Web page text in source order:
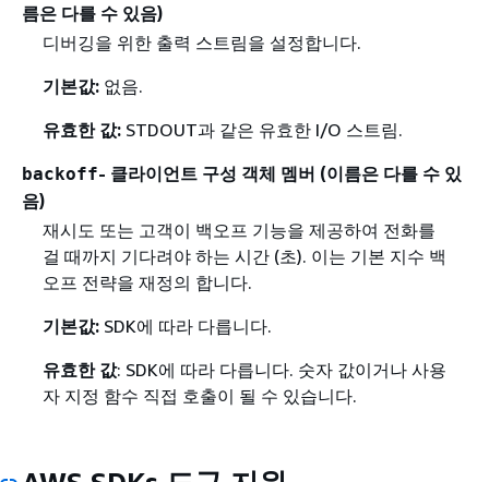
름은 다를 수 있음)
디버깅을 위한 출력 스트림을 설정합니다.
기본값:없음.
유효한 값:STDOUT과 같은 유효한 I/O 스트림.
backoff- 클라이언트 구성 객체 멤버 (이름은 다를 수 있
음)
재시도 또는 고객이 백오프 기능을 제공하여 전화를
걸 때까지 기다려야 하는 시간 (초). 이는 기본 지수 백
오프 전략을 재정의 합니다.
기본값:SDK에 따라 다릅니다.
유효한 값: SDK에 따라 다릅니다. 숫자 값이거나 사용
자 지정 함수 직접 호출이 될 수 있습니다.